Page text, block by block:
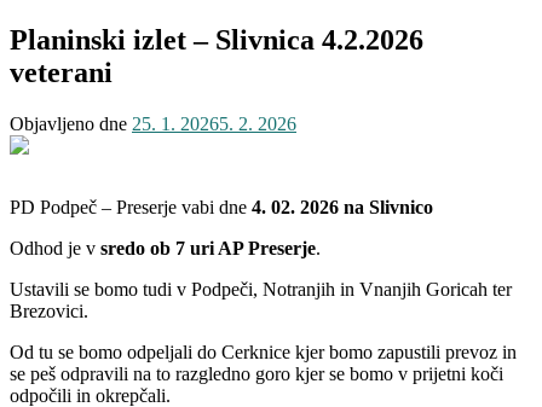
Planinski izlet – Slivnica 4.2.2026
veterani
Objavljeno dne 25. 1. 20265. 2. 2026
PD Podpeč – Preserje vabi dne 4. 02. 2026 na Slivnico
Odhod je v sredo ob 7 uri AP Preserje.
Ustavili se bomo tudi v Podpeči, Notranjih in Vnanjih Goricah ter
Brezovici.
Od tu se bomo odpeljali do Cerknice kjer bomo zapustili prevoz in
se peš odpravili na to razgledno goro kjer se bomo v prijetni koči
odpočili in okrepčali.